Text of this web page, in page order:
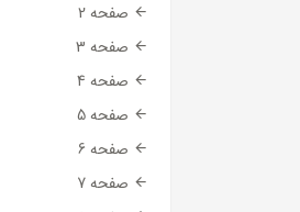
صفحه 2
صفحه 3
صفحه 4
صفحه 5
صفحه 6
صفحه 7